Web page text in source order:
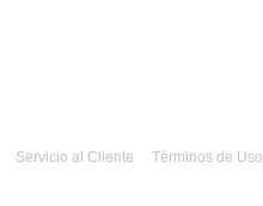
Servicio al Cliente Términos de Uso